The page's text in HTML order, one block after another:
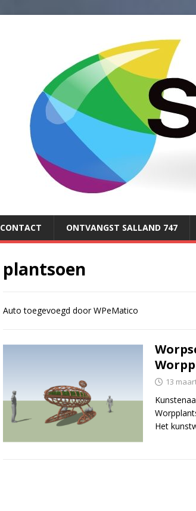
CONTACT ONTVANGST SALLAND 747
plantsoen
Auto toegevoegd door WPeMatico
13
Het